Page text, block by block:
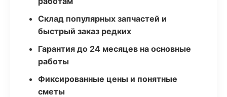
Склад популярных запчастей и
быстрый заказ редких
Гарантия до 24 месяцев на основные
работы
Фиксированные цены и понятные
сметы